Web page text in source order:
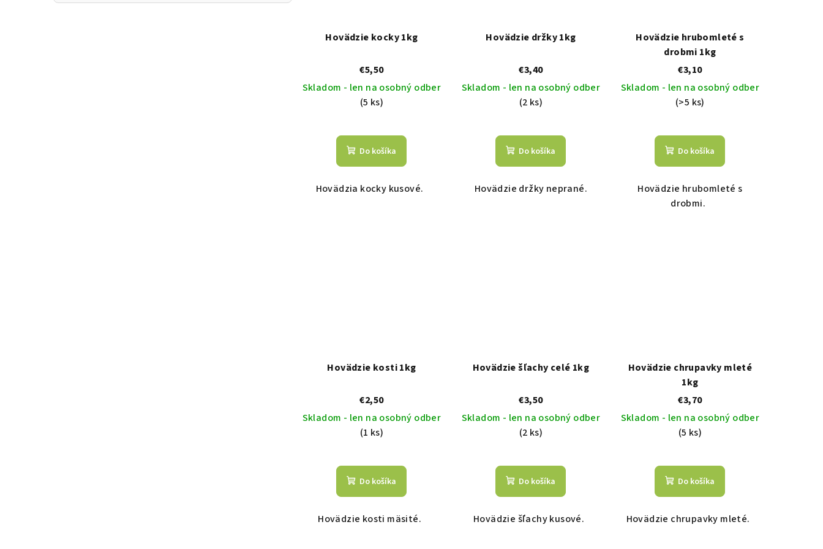
Hovädzie kocky 1kg
€5,50
Skladom - len na osobný odber
(5 ks)
Do košíka
Hovädzia kocky kusové.
Hovädzie držky 1kg
€3,40
Skladom - len na osobný odber
(2 ks)
Do košíka
Hovädzie držky neprané.
Hovädzie hrubomleté s
drobmi 1kg
€3,10
Skladom - len na osobný odber
(>5 ks)
Do košíka
Hovädzie hrubomleté s
drobmi.
Hovädzie kosti 1kg
€2,50
Skladom - len na osobný odber
(1 ks)
Do košíka
Hovädzie kosti mäsité.
Hovädzie šľachy celé 1kg
€3,50
Skladom - len na osobný odber
(2 ks)
Do košíka
Hovädzie šľachy kusové.
Hovädzie chrupavky mleté
1kg
€3,70
Skladom - len na osobný odber
(5 ks)
Do košíka
Hovädzie chrupavky mleté.